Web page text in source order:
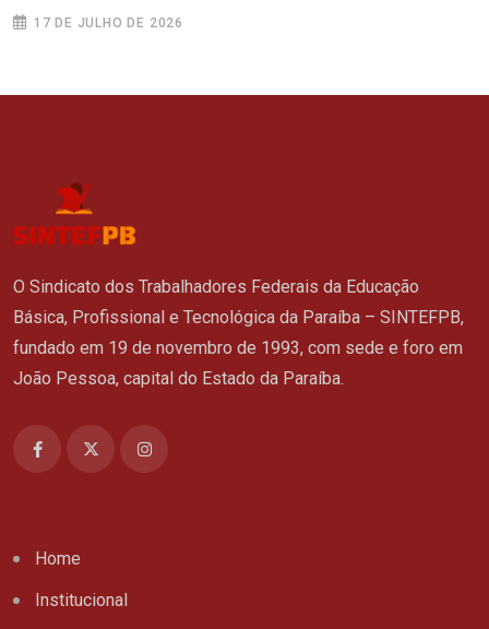
17 DE JULHO DE 2026
O Sindicato dos Trabalhadores Federais da Educação
Básica, Profissional e Tecnológica da Paraíba – SINTEFPB,
fundado em 19 de novembro de 1993, com sede e foro em
João Pessoa, capital do Estado da Paraíba.
Home
Institucional